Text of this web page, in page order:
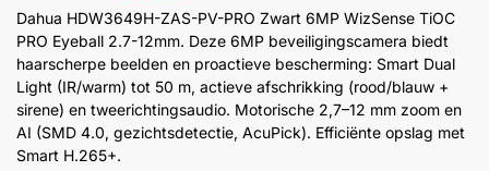
Inbraakbeveiliging
Merken
Outlet SALE
Dahua HDW3649H-ZAS-PV-PRO Zwart 6MP WizSense TiOC
PRO Eyeball 2.7-12mm. Deze 6MP beveiligingscamera biedt
haarscherpe beelden en proactieve bescherming: Smart Dual
Light (IR/warm) tot 50 m, actieve afschrikking (rood/blauw +
sirene) en tweerichtingsaudio. Motorische 2,7–12 mm zoom en
AI (SMD 4.0, gezichtsdetectie, AcuPick). Efficiënte opslag met
Smart H.265+.